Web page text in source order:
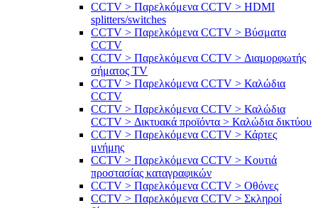
CCTV > Παρελκόμενα CCTV > HDMI
splitters/switches
CCTV > Παρελκόμενα CCTV > Βύσματα
CCTV
CCTV > Παρελκόμενα CCTV > Διαμορφωτής
σήματος TV
CCTV > Παρελκόμενα CCTV > Καλώδια
CCTV
CCTV > Παρελκόμενα CCTV > Καλώδια
CCTV > Δικτυακά προϊόντα > Καλώδια δικτύου
CCTV > Παρελκόμενα CCTV > Κάρτες
μνήμης
CCTV > Παρελκόμενα CCTV > Κουτιά
προστασίας καταγραφικών
CCTV > Παρελκόμενα CCTV > Οθόνες
CCTV > Παρελκόμενα CCTV > Σκληροί